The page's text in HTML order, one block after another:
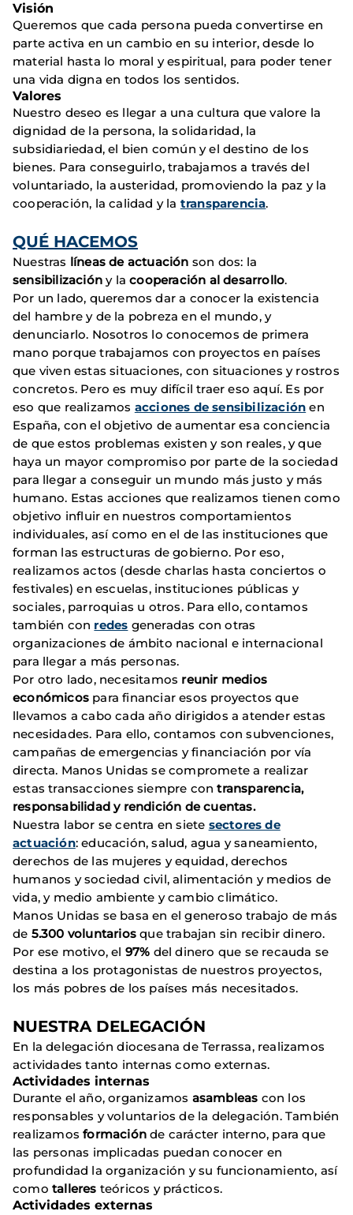
Visión
Queremos que cada persona pueda convertirse en
parte activa en un cambio en su interior, desde lo
material hasta lo moral y espiritual, para poder tener
una vida digna en todos los sentidos.
Valores
Nuestro deseo es llegar a una cultura que valore la
dignidad de la persona, la solidaridad, la
subsidiariedad, el bien común y el destino de los
bienes. Para conseguirlo, trabajamos a través del
voluntariado, la austeridad, promoviendo la paz y la
cooperación, la calidad y la transparencia.
QUÉ HACEMOS
Nuestras líneas de actuación son dos: la
sensibilización y lacooperación al desarrollo.
Por un lado, queremos dar a conocer la existencia
del hambre y de la pobreza en el mundo, y
denunciarlo. Nosotros lo conocemos de primera
mano porque trabajamos con proyectos en países
que viven estas situaciones, con situaciones y rostros
concretos. Pero es muy difícil traer eso aquí. Es por
eso que realizamos acciones de sensibilización en
España, con el objetivo de aumentar esa conciencia
de que estos problemas existen y son reales, y que
haya un mayor compromiso por parte de la sociedad
para llegar a conseguir un mundo más justo y más
humano. Estas acciones que realizamos tienen como
objetivo influir en nuestros comportamientos
individuales, así como en el de las instituciones que
forman las estructuras de gobierno. Por eso,
realizamos actos (desde charlas hasta conciertos o
festivales) en escuelas, instituciones públicas y
sociales, parroquias u otros. Para ello, contamos
también con redes generadas con otras
organizaciones de ámbito nacional e internacional
para llegar a más personas.
Por otro lado, necesitamos reunir medios
económicos para financiar esos proyectos que
llevamos a cabo cada año dirigidos a atender estas
necesidades. Para ello, contamos con subvenciones,
campañas de emergencias y financiación por vía
directa. Manos Unidas se compromete a realizar
estas transacciones siempre contransparencia,
responsabilidad y rendición de cuentas.
Nuestra labor se centra en siete sectores de
actuación: educación, salud, agua y saneamiento,
derechos de las mujeres y equidad, derechos
humanos y sociedad civil, alimentación y medios de
vida, y medio ambiente y cambio climático.
Manos Unidas se basa en el generoso trabajo de más
de 5.300 voluntarios que trabajan sin recibir dinero.
Por ese motivo, el 97% del dinero que se recauda se
destina a los protagonistas de nuestros proyectos,
los más pobres de los países más necesitados.
NUESTRA DELEGACIÓN
En la delegación diocesana de Terrassa, realizamos
actividades tanto internas como externas.
Actividades internas
Durante el año, organizamos asambleas con los
responsables y voluntarios de la delegación. También
realizamosformaciónde carácter interno, para que
las personas implicadas puedan conocer en
profundidad la organización y su funcionamiento, así
como talleres teóricos y prácticos.
Actividades externas